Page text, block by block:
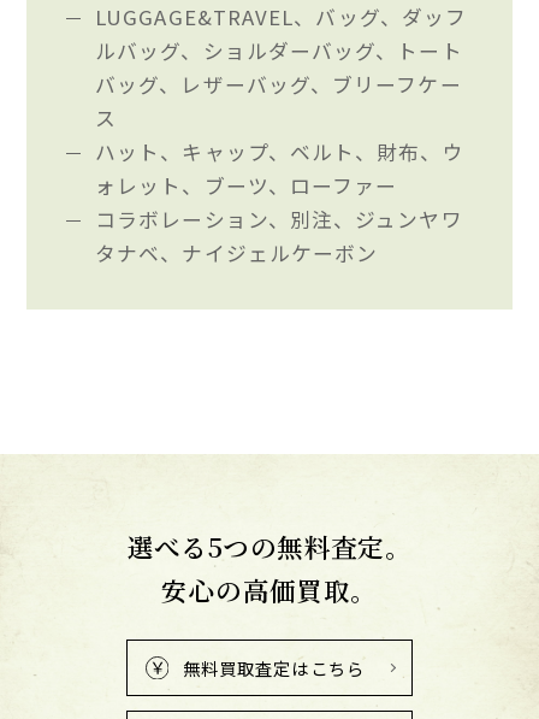
LUGGAGE&TRAVEL、バッグ、ダッフ
ルバッグ、ショルダーバッグ、トート
バッグ、レザーバッグ、ブリーフケー
ス
ハット、キャップ、ベルト、財布、ウ
ォレット、ブーツ、ローファー
コラボレーション、別注、ジュンヤワ
タナベ、ナイジェルケーボン
選べる5つの無料査定。
安心の高価買取。
無料買取査定はこちら